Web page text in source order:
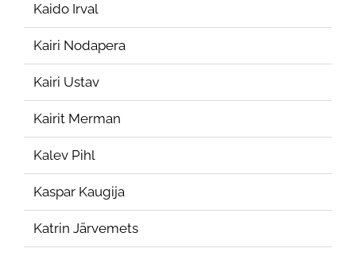
Kaido Irval
Kairi Nodapera
Kairi Ustav
Kairit Merman
Kalev Pihl
Kaspar Kaugija
Katrin Järvemets